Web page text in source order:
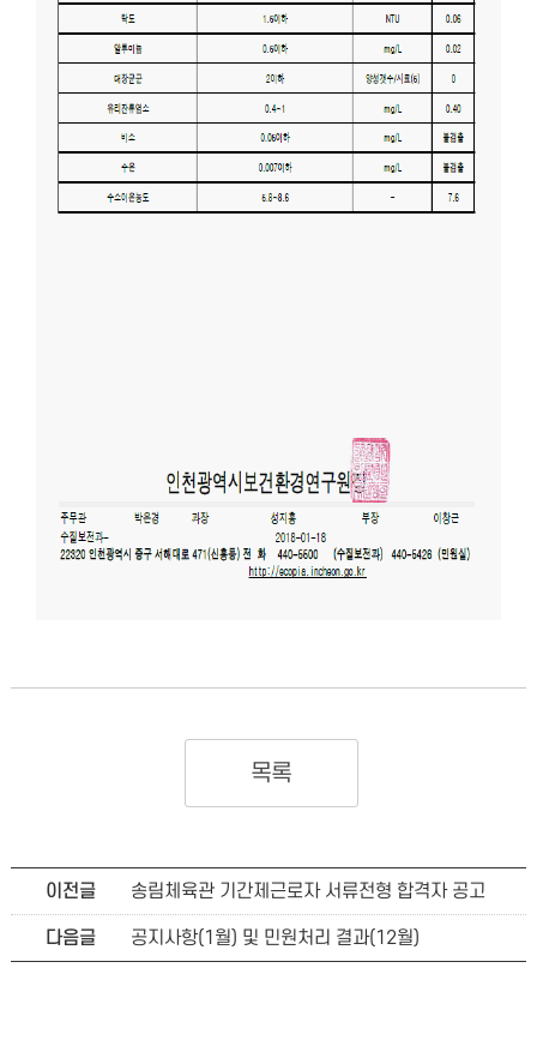
목록
이전글 송림체육관 기간제근로자 서류전형 합격자 공고
다음글 공지사항(1월) 및 민원처리 결과(12월)